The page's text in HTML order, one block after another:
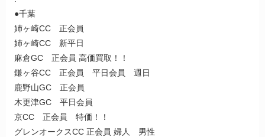
●千葉
姉ヶ崎CC 正会員
姉ヶ崎CC 新平日
麻倉GC 正会員 高価買取！！
鎌ヶ谷CC 正会員 平日会員 週日
鹿野山GC 正会員
木更津GC 平日会員
京CC 正会員 特価！！
グレンオークスCC 正会員 婦人 男性